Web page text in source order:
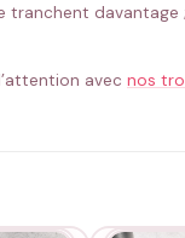
tranchent
avec nos